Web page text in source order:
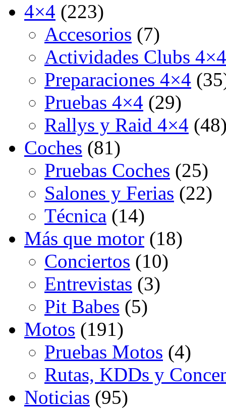
4×4 (223)
Accesorios (7)
Actividades Clubs 4×4
Preparaciones 4×4
Pruebas 4×4 (29)
Rallys y Raid 4×4
Coches (81)
Pruebas Coches (25)
Salones y Ferias (22)
Técnica (14)
Más que motor (18)
Conciertos (10)
Entrevistas (3)
Pit Babes (5)
Motos (191)
Pruebas Motos (4)
Rutas, KDDs y
Noticias (95)